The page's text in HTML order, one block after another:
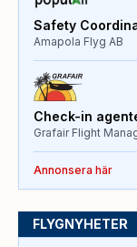
Safety
Amapola Flyg AB
Check-in
Grafair Flight
Annonsera här
FLYGNYHETER